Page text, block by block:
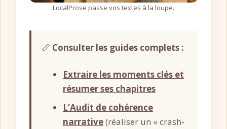
LocalProse passe vos textes à la loupe.
📏 Consulter les guides complets :
Extraire les moments clés et
résumer ses chapitres
L’Audit de cohérence
narrative(réaliser un « crash-